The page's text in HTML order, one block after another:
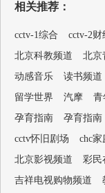
相关推荐：
cctv-1综合 cctv-2财
北京科教频道
北京
动感音乐
读书频道
留学世界
汽摩 青
孕育指南
孕育指南
cctv怀旧剧场
chc
北京影视频道
彩民
吉祥电视购物频道